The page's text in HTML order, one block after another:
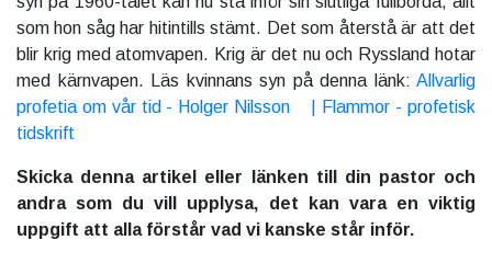
som hon såg har hitintills stämt. Det som återstå är att det
blir krig med atomvapen. Krig är det nu och Ryssland hotar
med kärnvapen. Läs kvinnans syn på denna länk: Allvarlig
profetia om vår tid - Holger Nilsson | Flammor - profetisk
tidskrift
Skicka denna artikel eller länken till din pastor och
andra som du vill upplysa, det kan vara en viktig
uppgift att alla förstår vad vi kanske står inför.